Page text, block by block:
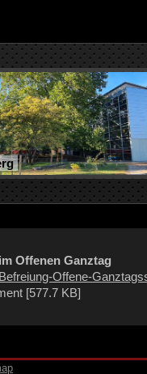
Offenen Ganztag
Offene-
[577.7 KB]